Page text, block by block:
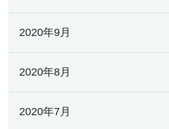
2020年9月
2020年8月
2020年7月